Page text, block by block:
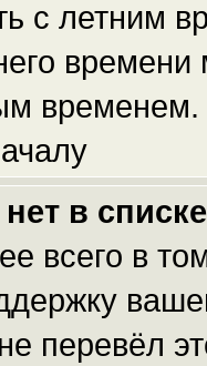
с летним
временем.
в
всего в
перевёл